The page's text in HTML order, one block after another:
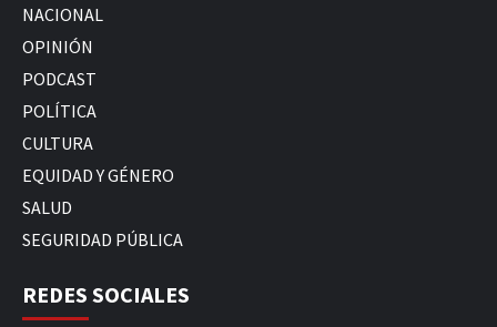
NACIONAL
OPINIÓN
PODCAST
POLÍTICA
CULTURA
EQUIDAD Y GÉNERO
SALUD
SEGURIDAD PÚBLICA
REDES SOCIALES